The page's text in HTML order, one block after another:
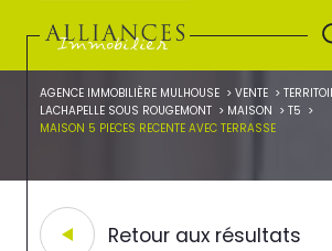
AGENCE IMMOBILIÈRE MULHOUSE VENTE
LACHAPELLE SOUS ROUGEMONT
MAISON
T5
MAISON 5 PIECES RECENTE AVEC TERRASSE
Retour aux résultats